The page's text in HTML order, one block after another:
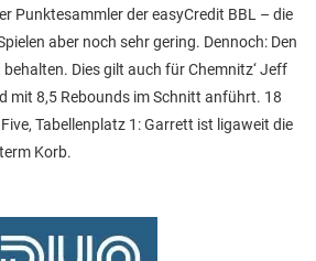
Punktesammler der easyCredit BBL – die
aber noch sehr gering. Dennoch: Den
Dies gilt auch für Chemnitz‘ Jeff
mit 8,5 Rebounds im Schnitt anführt. 18
Tabellenplatz 1: Garrett ist ligaweit die
Korb.